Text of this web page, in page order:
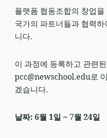
플랫폼 협동조합의 창업
국가의 파트너들과 협력
니다.
이 과정에 등록하고 관련
pcc@newschool.edu로
겠습니다.
날짜: 6월 1일 ~ 7월 24일